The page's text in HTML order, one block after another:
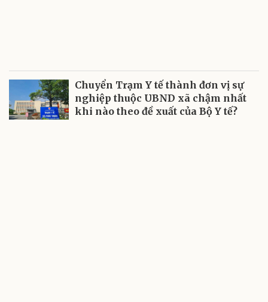
Chuyển Trạm Y tế thành đơn vị sự
nghiệp thuộc UBND xã chậm nhất
khi nào theo đề xuất của Bộ Y tế?